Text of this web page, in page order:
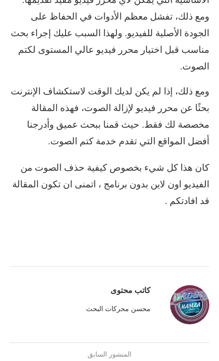
ومع ذلك، تفشل معظم الأدوات في الحفاظ على
الجودة الأصلية للفيديو. ولهذا السبب عليك إجراء بحث
مناسب قبل اختيار محرر فيديو عالي المستوى لكتم
الصوت.
ومع ذلك، إذا لم يكن لديك الوقت لاستكشاف الإنترنت
بحثًا عن محرر فيديو لإزالة الصوت، فهذه المقالة
مخصصة لك فقط. حيث قمنا ببحث عميق وأدرجنا
أفضل المواقع التي تقدم خدمة كتم الصوت.
كان هذا كل شيء بخصوص كيفية حذف الصوت من
الفيديو اون لاين بدون برنامج ، اتمنى ان تكون المقالة
قد افادتكم .
كاتب محتوى
محسن محركات البحث
المنشور السابق